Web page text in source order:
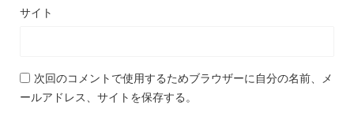
サイト
次回のコメントで使用するためブラウザーに自分の名前、メ
ールアドレス、サイトを保存する。